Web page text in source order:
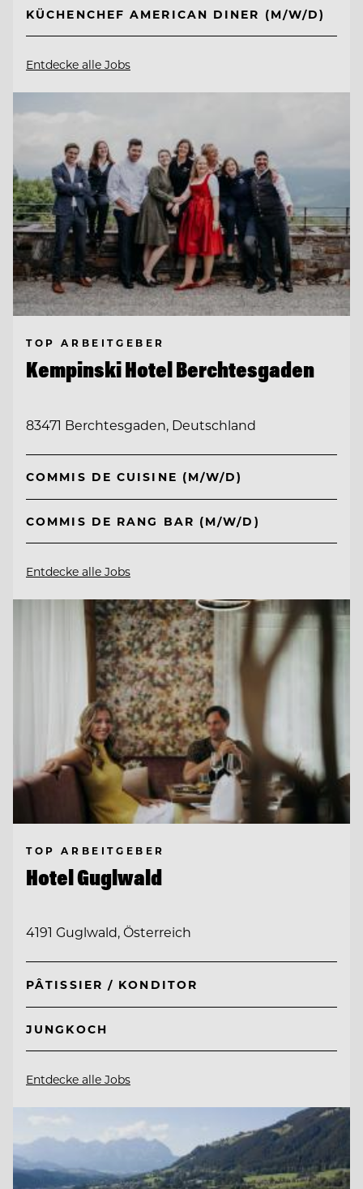
KÜCHENCHEF AMERICAN DINER (M/W/D)
Entdecke alle Jobs
TOP ARBEITGEBER
Kempinski Hotel Berchtesgaden
83471 Berchtesgaden, Deutschland
COMMIS DE CUISINE (M/W/D)
COMMIS DE RANG BAR (M/W/D)
Entdecke alle Jobs
TOP ARBEITGEBER
Hotel Guglwald
4191 Guglwald, Österreich
PÂTISSIER / KONDITOR
JUNGKOCH
Entdecke alle Jobs